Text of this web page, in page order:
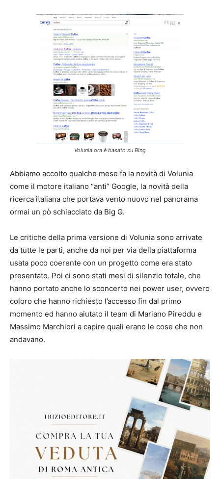
Volunia ora è basato su Bing
Abbiamo accolto qualche mese fa la novità di Volunia
come il motore italiano “anti” Google, la novità della
ricerca italiana che portava vento nuovo nel panorama
ormai un pò schiacciato da Big G.
Le critiche della prima versione di Volunia sono arrivate
da tutte le parti, anche da noi per via della piattaforma
usata poco coerente con un progetto come era stato
presentato. Poi ci sono stati mesi di silenzio totale, che
hanno portato anche lo sconcerto nei power user, ovvero
coloro che hanno richiesto l’accesso fin dal primo
momento ed hanno aiutato il team di Mariano Pireddu e
Massimo Marchiori a capire quali erano le cose che non
andavano.